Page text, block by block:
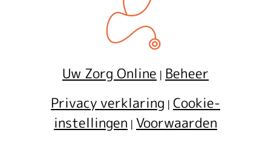
Uw Zorg Online | Beheer
Privacy verklaring | Cookie-
instellingen | Voorwaarden